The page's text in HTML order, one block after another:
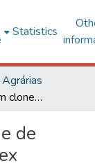
Statistics
Desrama artificial em clone de Eucalyptus grandis (HILL ex MAIDEN): efeitos sobre o crescimento, a dinâmica de copa e o tempo de desrama
de